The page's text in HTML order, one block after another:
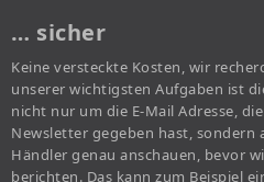
… sicher
Keine versteckte Kosten, wir
unserer wichtigsten Aufgaben ist
nicht nur um die E-Mail Adresse,
Newsletter gegeben hast, sondern
Händler genau anschauen, bevor
berichten. Das kann zum Beispiel